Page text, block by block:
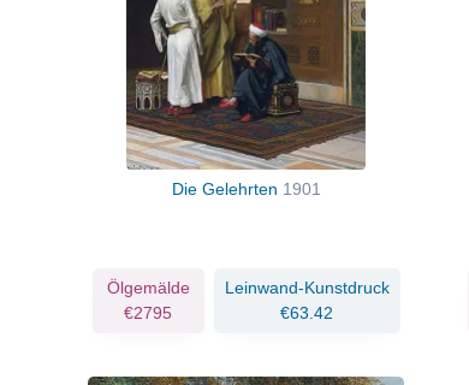
Die Gelehrten 1901
Ölgemälde
€2795
Leinwand-Kunstdruck
€63.42